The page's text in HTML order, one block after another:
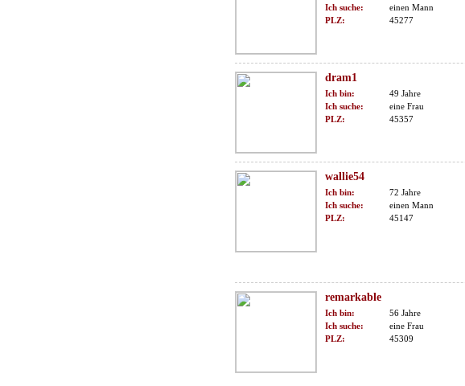
Ich suche:
einen Mann
PLZ:
45277
dram1
Ich bin:
49 Jahre
Ich suche:
eine Frau
PLZ:
45357
wallie54
Ich bin:
72 Jahre
Ich suche:
einen Mann
PLZ:
45147
remarkable
Ich bin:
56 Jahre
Ich suche:
eine Frau
PLZ:
45309